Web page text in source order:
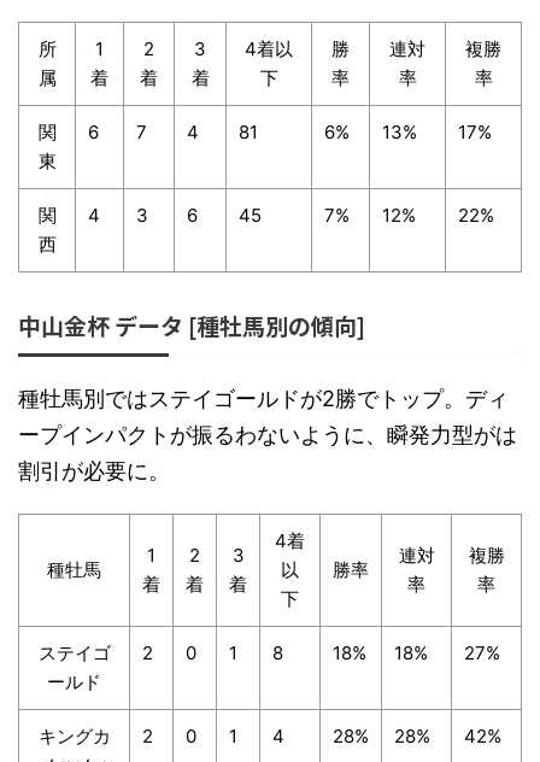
所
属
1
着
2
着
3
着
4着以
下
勝
率
連対
率
複勝
率
関
東
6 7 4 81 6% 13% 17%
関
西
4 3 6 45 7% 12% 22%
中山金杯 データ [種牡馬別の傾向]
種牡馬別ではステイゴールドが2勝でトップ。ディ
ープインパクトが振るわないように、瞬発力型がは
割引が必要に。
種牡馬
1
着
2
着
3
着
4着
以
下
勝率
連対
率
複勝
率
ステイゴ
ールド
2 0 1 8 18% 18% 27%
キングカ
2 0 1 4 28% 28% 42%